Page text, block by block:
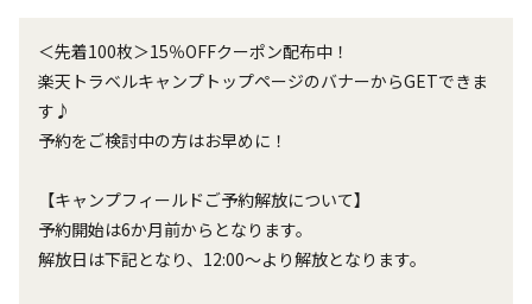
＜先着100枚＞15％OFFクーポン配布中！
楽天トラベルキャンプトップページのバナーからGETできま
す♪
予約をご検討中の方はお早めに！
【キャンプフィールドご予約解放について】
予約開始は6か月前からとなります。
解放日は下記となり、12:00～より解放となります。